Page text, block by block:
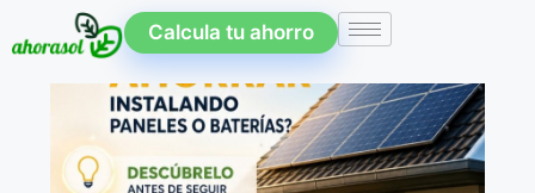
Calcula tu ahorro